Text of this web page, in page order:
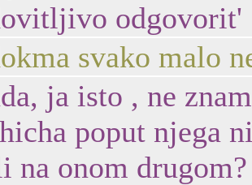
odgovorit'
svako malo
ja isto , ne
poput njega
na onom drugom?